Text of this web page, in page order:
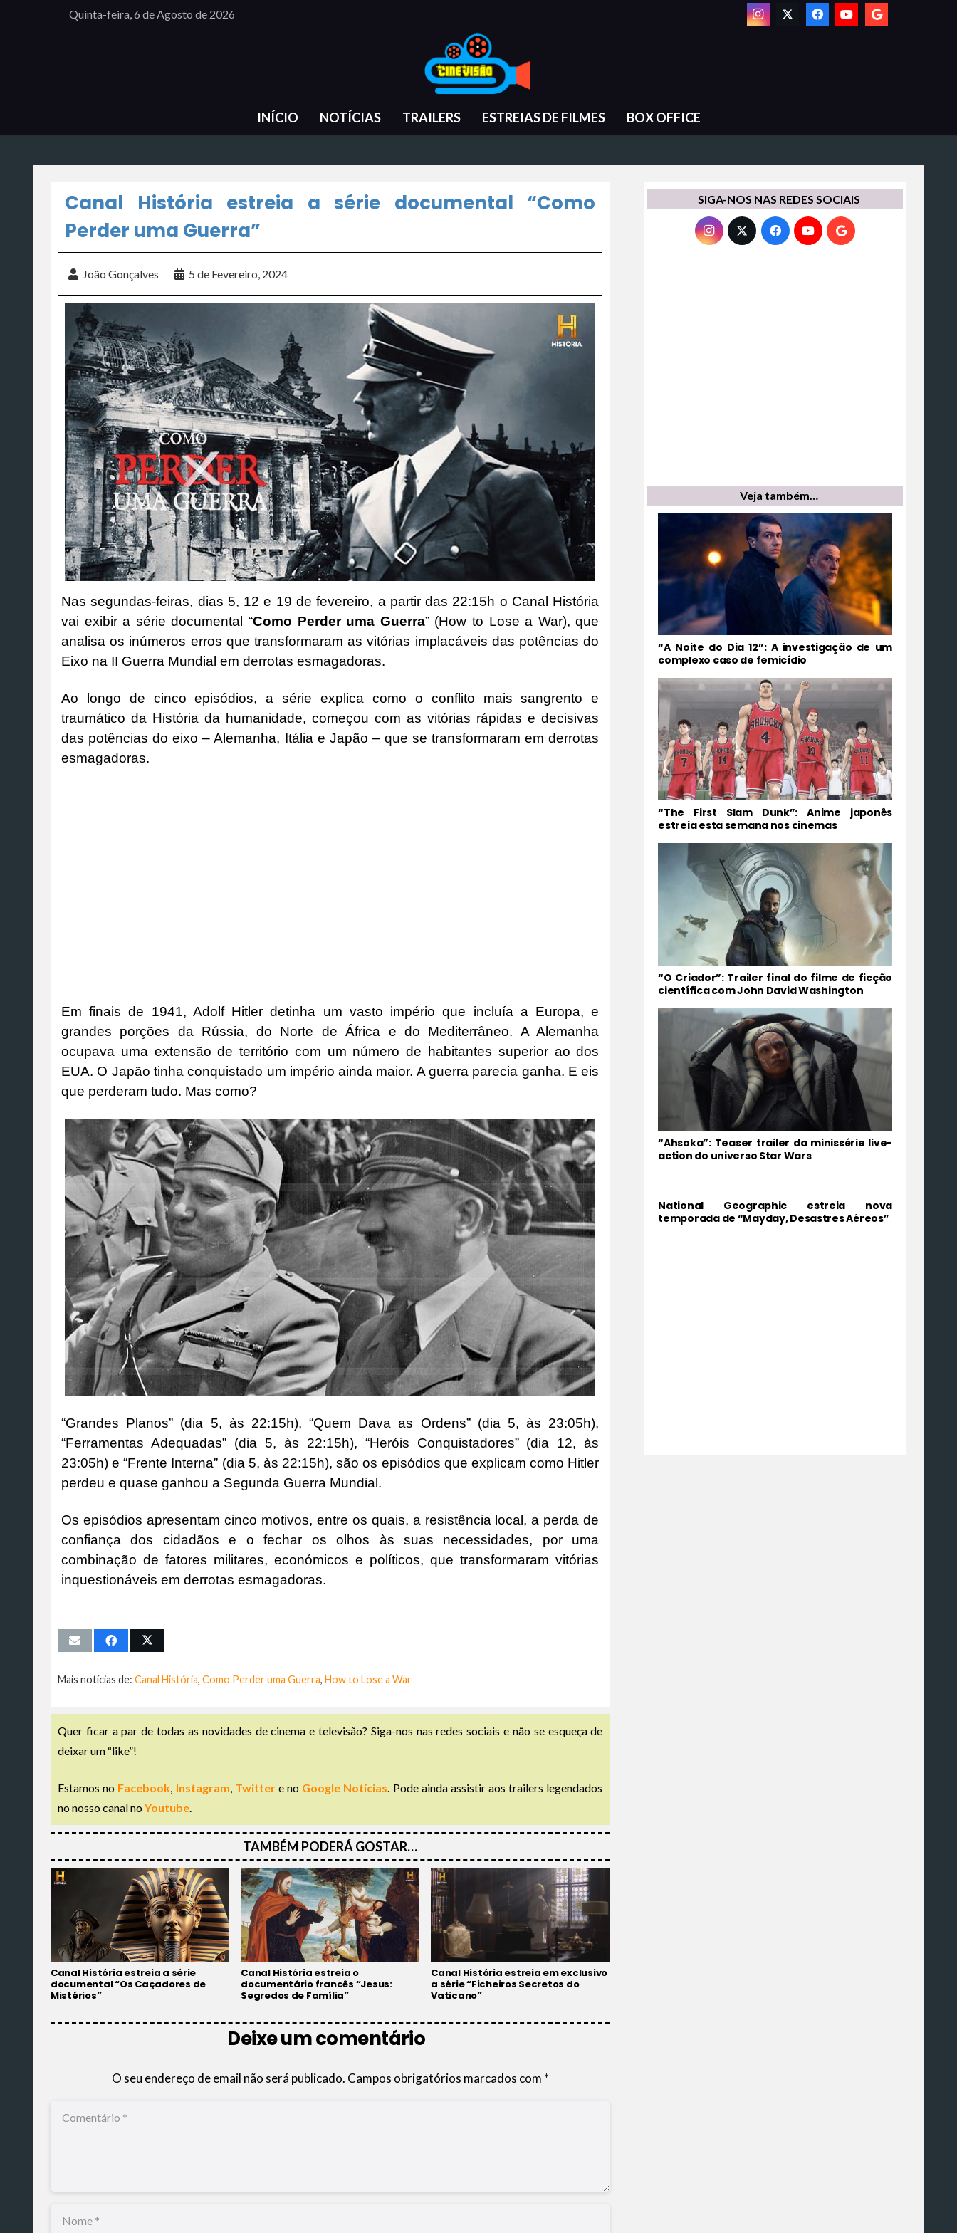
Quinta-feira, 6 de Agosto de 2026
INÍCIO NOTÍCIAS TRAILERS ESTREIAS DE FILMES BOX OFFICE
Canal História estreia a série documental “Como
Perder uma Guerra”
João Gonçalves 5 de Fevereiro, 2024
Nas segundas-feiras, dias 5, 12 e 19 de fevereiro, a partir das 22:15h o Canal História
vai exibir a série documental “Como Perder uma Guerra” (How to Lose a War), que
analisa os inúmeros erros que transformaram as vitórias implacáveis das potências do
Eixo na II Guerra Mundial em derrotas esmagadoras.
Ao longo de cinco episódios, a série explica como o conflito mais sangrento e
traumático da História da humanidade, começou com as vitórias rápidas e decisivas
das potências do eixo – Alemanha, Itália e Japão – que se transformaram em derrotas
esmagadoras.
Em finais de 1941, Adolf Hitler detinha um vasto império que incluía a Europa, e
grandes porções da Rússia, do Norte de África e do Mediterrâneo. A Alemanha
ocupava uma extensão de território com um número de habitantes superior ao dos
EUA. O Japão tinha conquistado um império ainda maior. A guerra parecia ganha. E eis
que perderam tudo. Mas como?
“Grandes Planos” (dia 5, às 22:15h), “Quem Dava as Ordens” (dia 5, às 23:05h),
“Ferramentas Adequadas” (dia 5, às 22:15h), “Heróis Conquistadores” (dia 12, às
23:05h) e “Frente Interna” (dia 5, às 22:15h), são os episódios que explicam como Hitler
perdeu e quase ganhou a Segunda Guerra Mundial.
Os episódios apresentam cinco motivos, entre os quais, a resistência local, a perda de
confiança dos cidadãos e o fechar os olhos às suas necessidades, por uma
combinação de fatores militares, económicos e políticos, que transformaram vitórias
inquestionáveis em derrotas esmagadoras.
Mais notícias de: Canal História, Como Perder uma Guerra, How to Lose a War
Quer ficar a par de todas as novidades de cinema e televisão? Siga-nos nas redes sociais e não se esqueça de
deixar um “like”!
Estamos no Facebook, Instagram, Twittere no Google Notícias. Pode ainda assistir aos trailers legendados
no nosso canal noYoutube.
TAMBÉM PODERÁ GOSTAR…
Canal História estreia a série
documental “Os Caçadores de
Mistérios”
Canal História estreia o
documentário francês “Jesus:
Segredos de Família”
Canal História estreia em exclusivo
a série “Ficheiros Secretos do
Vaticano”
Deixe um comentário
O seu endereço de email não será publicado. Campos obrigatórios marcados com *
SIGA-NOS NAS REDES SOCIAIS
Veja também…
“A Noite do Dia 12”: A investigação de um
complexo caso de femicídio
“The First Slam Dunk”: Anime japonês
estreia esta semana nos cinemas
“O Criador”: Trailer final do filme de ficção
científica com John David Washington
“Ahsoka”: Teaser trailer da minissérie live-
action do universo Star Wars
National Geographic estreia nova
temporada de “Mayday, Desastres Aéreos”